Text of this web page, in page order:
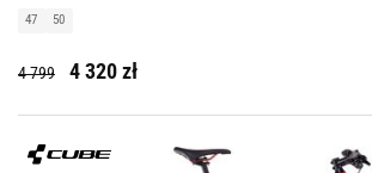
47 50
4 799 4 320 zł